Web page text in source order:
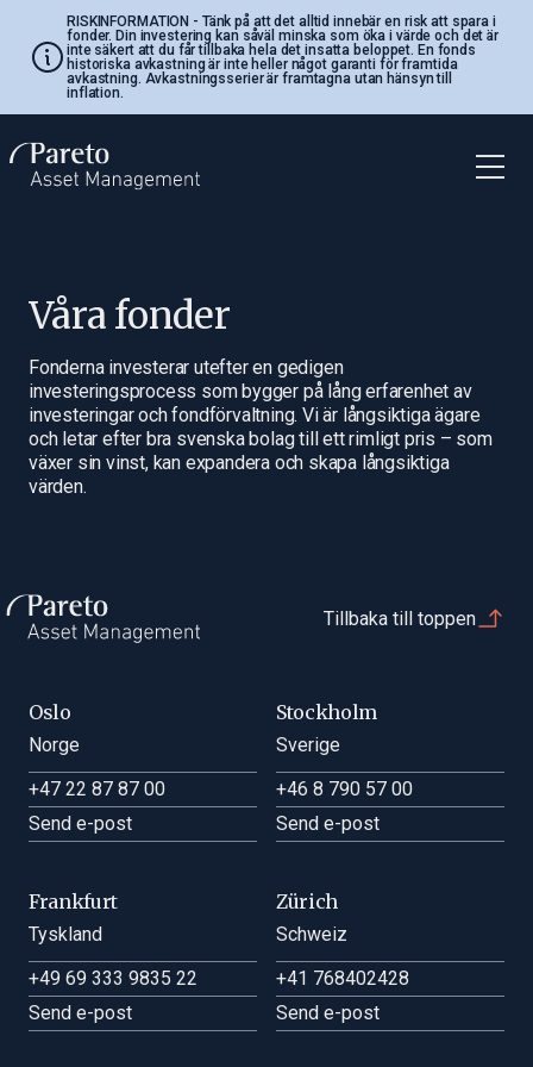
RISKINFORMATION - Tänk på att det alltid innebär en risk att spara i
fonder. Din investering kan såväl minska som öka i värde och det är
inte säkert att du får tillbaka hela det insatta beloppet. En fonds
historiska avkastning är inte heller något garanti för framtida
avkastning. Avkastningsserier är framtagna utan hänsyn till
inflation.
Våra fonder
Fonderna investerar utefter en gedigen
investeringsprocess som bygger på lång erfarenhet av
investeringar och fondförvaltning. Vi är långsiktiga ägare
och letar efter bra svenska bolag till ett rimligt pris – som
växer sin vinst, kan expandera och skapa långsiktiga
värden.
Tillbaka till toppen
Oslo
Norge
+47 22 87 87 00
Send e-post
Stockholm
Sverige
+46 8 790 57 00
Send e-post
Frankfurt
Tyskland
+49 69 333 9835 22
Send e-post
Zürich
Schweiz
+41 768402428
Send e-post